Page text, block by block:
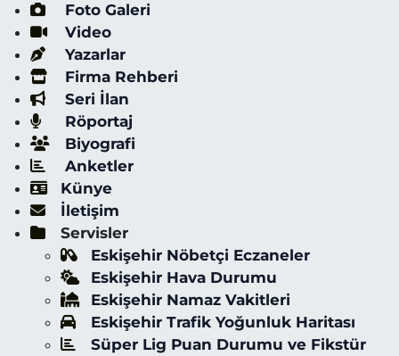
Foto Galeri
Video
Yazarlar
Firma Rehberi
Seri İlan
Röportaj
Biyografi
Anketler
Künye
İletişim
Servisler
Eskişehir Nöbetçi Eczaneler
Eskişehir Hava Durumu
Eskişehir Namaz Vakitleri
Eskişehir Trafik Yoğunluk Haritası
Süper Lig Puan Durumu ve Fikstür